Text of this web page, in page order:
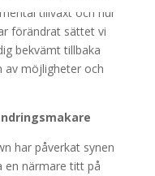
tillväxt och hur
förändrat sättet vi
bekvämt tillbaka
av möjligheter och
har påverkat synen
en närmare titt på